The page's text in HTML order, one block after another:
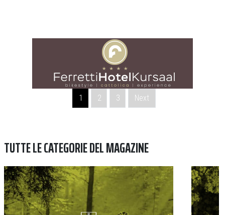
Navigazione degli articoli
1 2 3 Next
TUTTE LE CATEGORIE DEL MAGAZINE